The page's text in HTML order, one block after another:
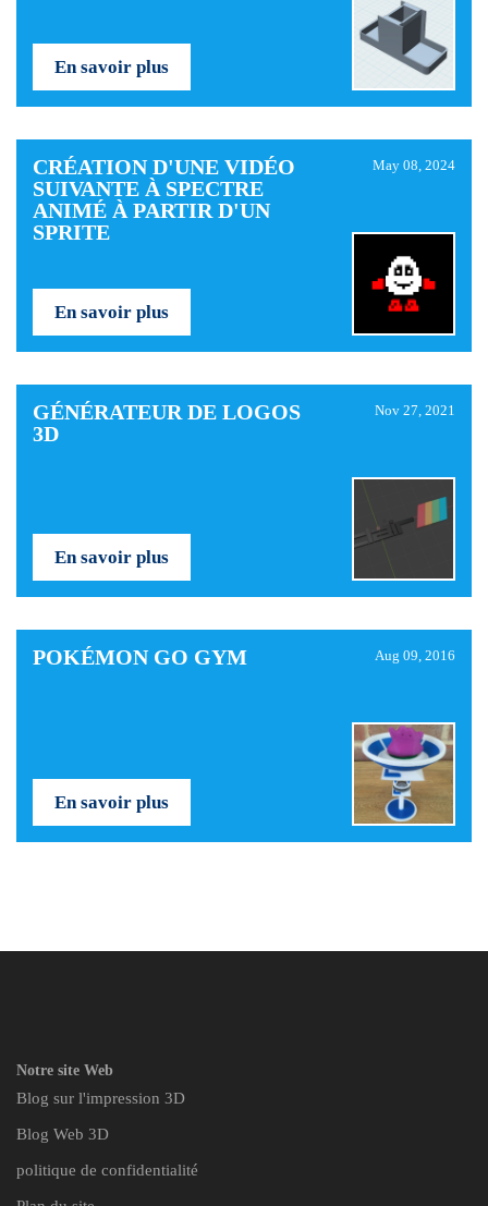
En savoir plus
CRÉATION D'UNE VIDÉO
SUIVANTE À SPECTRE
ANIMÉ À PARTIR D'UN
SPRITE
May 08, 2024
En savoir plus
GÉNÉRATEUR DE LOGOS
3D
Nov 27, 2021
En savoir plus
POKÉMON GO GYM Aug 09, 2016
En savoir plus
Notre site Web
Blog sur l'impression 3D
Blog Web 3D
politique de confidentialité